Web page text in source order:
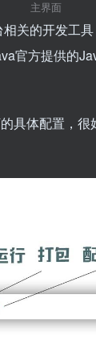
主界面
关的开发工
官方提供的
具体配置，